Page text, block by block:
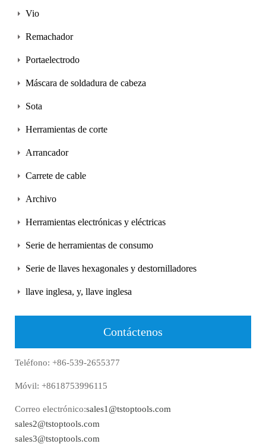
Vio
Remachador
Portaelectrodo
Máscara de soldadura de cabeza
Sota
Herramientas de corte
Arrancador
Carrete de cable
Archivo
Herramientas electrónicas y eléctricas
Serie de herramientas de consumo
Serie de llaves hexagonales y destornilladores
llave inglesa, y, llave inglesa
Contáctenos
Teléfono: +86-539-2655377
Móvil: +8618753996115
Correo electrónico:sales1@tstoptools.com
sales2@tstoptools.com
sales3@tstoptools.com